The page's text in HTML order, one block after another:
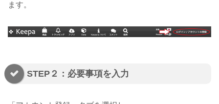
ます。
STEP２：必要事項を入力